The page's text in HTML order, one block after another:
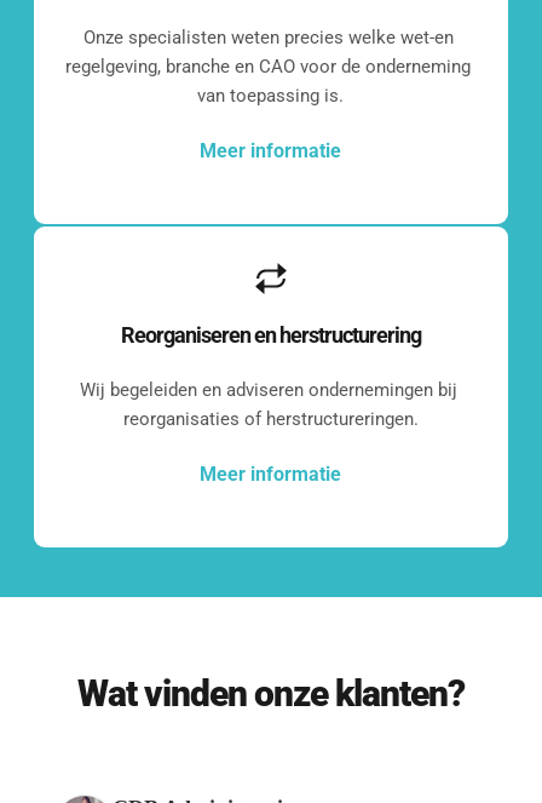
klanten?
Even kennismaken?
Benieuwd wat we voor jouw bedrijf
kunnen betekenen?
kennismakingsgesprek inplannen.
Contact opnemen
Onze specialisten weten precies welke wet-en
regelgeving, branche en CAO voor de onderneming
van toepassing is.
Meer informatie
Reorganiseren en herstructurering
Wij begeleiden en adviseren ondernemingen bij
reorganisaties of herstructureringen.
Meer informatie
Wat vinden onze klanten?